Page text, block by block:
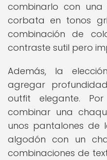
combinarlo con
corbata en tonos
combinación de
contraste sutil pero
Además, la
agregar
outfit elegante.
combinar una
unos pantalones de
algodón con un
combinaciones de